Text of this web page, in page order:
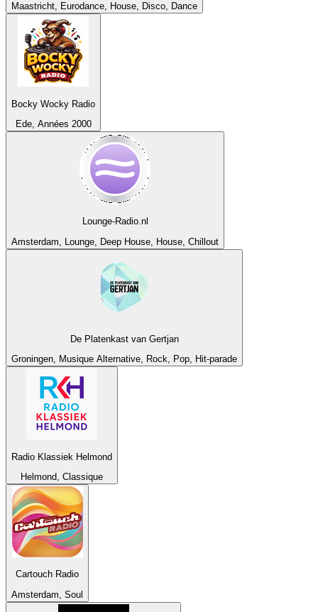
Maastricht, Eurodance, House, Disco, Dance
Bocky Wocky Radio
Ede, Années 2000
Lounge-Radio.nl
Amsterdam, Lounge, Deep House, House, Chillout
De Platenkast van Gertjan
Groningen, Musique Alternative, Rock, Pop, Hit-parade
Radio Klassiek Helmond
Helmond, Classique
Cartouch Radio
Amsterdam, Soul